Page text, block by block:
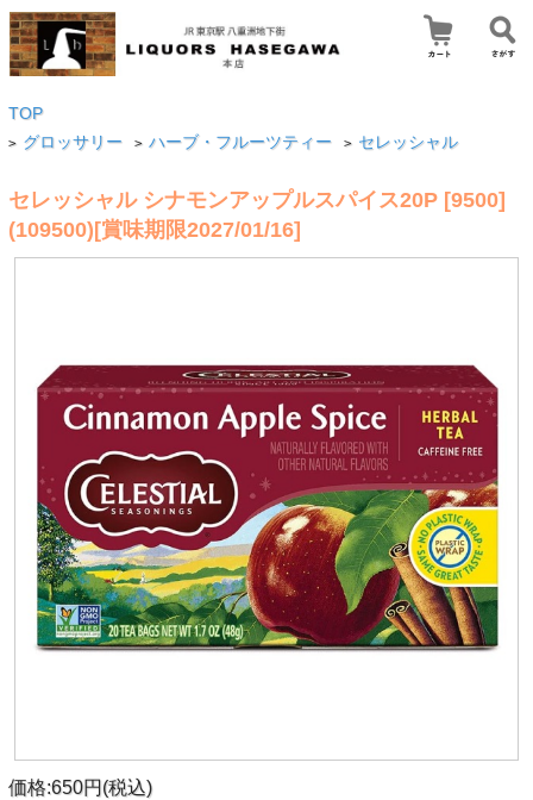
TOP
> グロッサリー > ハーブ・フルーツティー > セレッシャル
セレッシャル シナモンアップルスパイス20P [9500]
(109500)[賞味期限2027/01/16]
価格:650円(税込)